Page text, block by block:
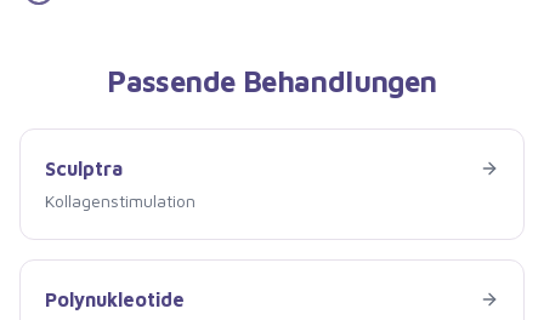
Passende Behandlungen
Sculptra
Kollagenstimulation
Sculptra
Polynukleotide
Polynukleotide